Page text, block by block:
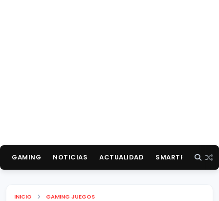
GAMING NOTICIAS ACTUALIDAD SMARTPHONES
INICIO GAMING JUEGOS